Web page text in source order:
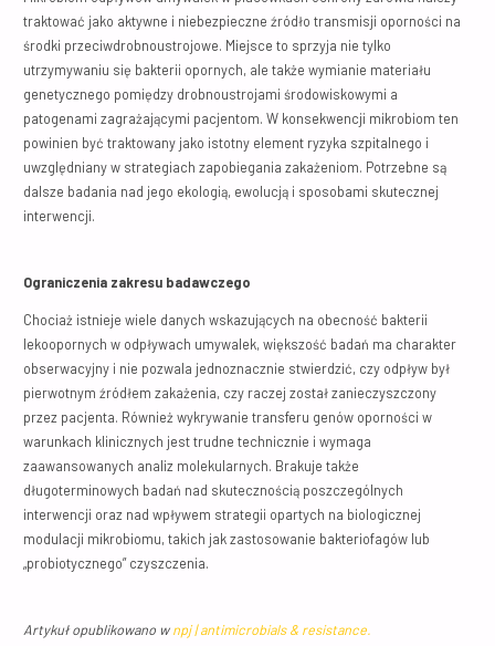
traktować jako aktywne i niebezpieczne źródło transmisji oporności na
środki przeciwdrobnoustrojowe. Miejsce to sprzyja nie tylko
utrzymywaniu się bakterii opornych, ale także wymianie materiału
genetycznego pomiędzy drobnoustrojami środowiskowymi a
patogenami zagrażającymi pacjentom. W konsekwencji mikrobiom ten
powinien być traktowany jako istotny element ryzyka szpitalnego i
uwzględniany w strategiach zapobiegania zakażeniom. Potrzebne są
dalsze badania nad jego ekologią, ewolucją i sposobami skutecznej
interwencji.
Ograniczenia zakresu badawczego
Chociaż istnieje wiele danych wskazujących na obecność bakterii
lekoopornych w odpływach umywalek, większość badań ma charakter
obserwacyjny i nie pozwala jednoznacznie stwierdzić, czy odpływ był
pierwotnym źródłem zakażenia, czy raczej został zanieczyszczony
przez pacjenta. Również wykrywanie transferu genów oporności w
warunkach klinicznych jest trudne technicznie i wymaga
zaawansowanych analiz molekularnych. Brakuje także
długoterminowych badań nad skutecznością poszczególnych
interwencji oraz nad wpływem strategii opartych na biologicznej
modulacji mikrobiomu, takich jak zastosowanie bakteriofagów lub
„probiotycznego” czyszczenia.
Artykuł opublikowano wnpj | antimicrobials & resistance.